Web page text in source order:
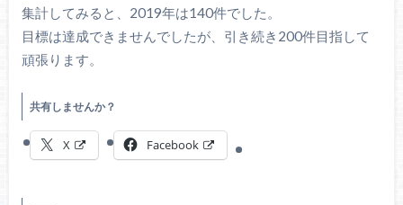
集計してみると、2019年は140件でした。
目標は達成できませんでしたが、引き続き200件目指して
頑張ります。
共有しませんか？
X Facebook